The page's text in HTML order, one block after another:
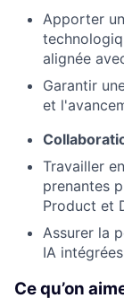
Apporter
alignée
Garantir
et
Travailler
prenantes
Product et
Assurer la
IA
Ce qu’on